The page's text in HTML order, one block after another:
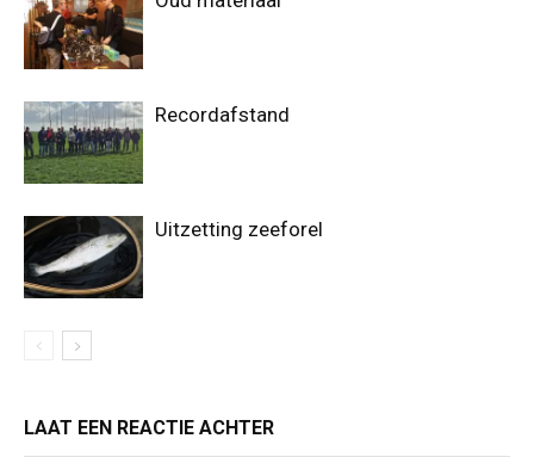
Recordafstand
Uitzetting zeeforel
LAAT EEN REACTIE ACHTER